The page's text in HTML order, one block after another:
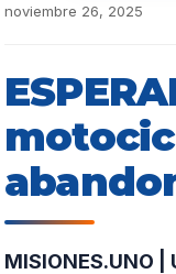
noviembre 26, 2025
MISIONES.UNO